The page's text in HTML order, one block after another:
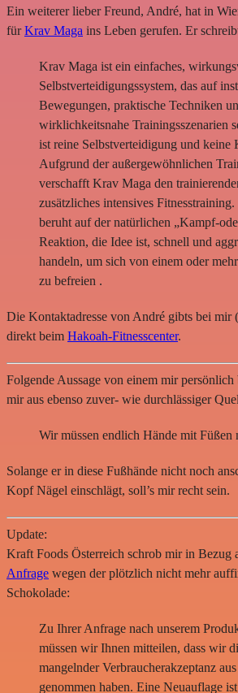
Ein weiterer lieber Freund, André, hat in
fürKrav Maga ins Leben gerufen. Er
Krav Maga ist ein einfaches,
Selbstverteidigungssystem, das auf
Bewegungen, praktische Techniken
wirklichkeitsnahe Trainingsszenarien
ist reine Selbstverteidigung und keine
Aufgrund der außergewöhnlichen
verschafft Krav Maga den
zusätzliches intensives
beruht auf der natürlichen „Kampf-
Reaktion, die Idee ist, schnell und
handeln, um sich von einem oder
zu befreien .
Die Kontaktadresse von André gibts bei mir
direkt beim Hakoah-Fitnesscenter.
Folgende Aussage von einem mir
mir aus ebenso zuver- wie durchlässiger
Wir müssen endlich Hände mit Füßen
Solange er in diese Fußhände nicht noch
Kopf Nägel einschlägt, soll’s mir recht sein.
Update:
Kraft Foods Österreich schrob mir in Bezug
Anfrage wegen der plötzlich nicht mehr
Schokolade:
Zu Ihrer Anfrage nach unserem
müssen wir Ihnen mitteilen, dass wir
mangelnder Verbraucherakzeptanz
genommen haben. Eine Neuauflage